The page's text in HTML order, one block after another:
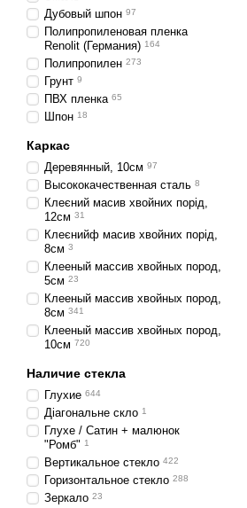
Дубовый шпон 97
Полипропиленовая пленка
Renolit (Германия) 164
Полипропилен 273
Грунт 9
ПВХ пленка 65
Шпон 18
Каркас
Деревянный, 10см 97
Высококачественная сталь 8
Клеєний масив хвойних порід,
12см 31
Клеєнийф масив хвойних порід,
8см 3
Клееный массив хвойных пород,
5см 23
Клееный массив хвойных пород,
8см 341
Клееный массив хвойных пород,
10см 720
Наличие стекла
Глухие 644
Діагональне скло 1
Глухе / Сатин + малюнок
"Ромб" 1
Вертикальное стекло 422
Горизонтальное стекло 288
Зеркало 23